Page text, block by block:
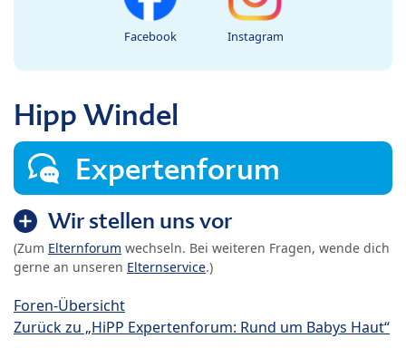
Facebook Instagram
Hipp Windel
Expertenforum
Wir stellen uns vor
(Zum Elternforum wechseln. Bei weiteren Fragen, wende dich
gerne an unseren Elternservice.)
Foren-Übersicht
Zurück zu „HiPP Expertenforum: Rund um Babys Haut“